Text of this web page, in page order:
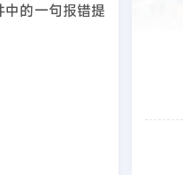
的一句报错提